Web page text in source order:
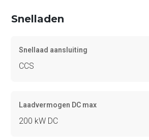
Snelladen
Snellaad aansluiting
CCS
Laadvermogen DC max
200 kW DC